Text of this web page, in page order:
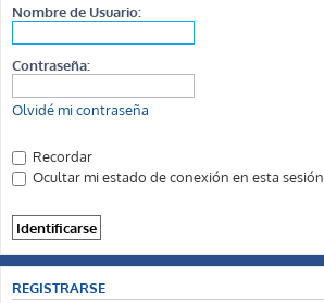
Nombre de Usuario:
Contraseña:
Olvidé mi contraseña
Recordar
Ocultar mi estado de conexión en esta sesión
REGISTRARSE